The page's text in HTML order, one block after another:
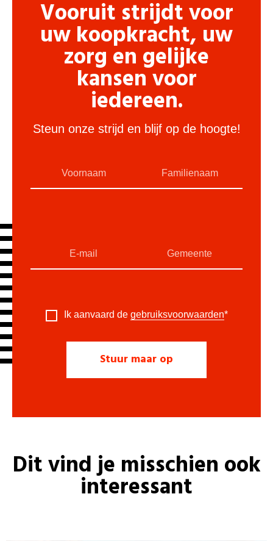
Vooruit strijdt voor
uw koopkracht, uw
zorg en gelijke
kansen voor
iedereen.
Steun onze strijd en blijf op de hoogte!
Ik aanvaard de gebruiksvoorwaarden*
Dit vind je misschien ook
interessant